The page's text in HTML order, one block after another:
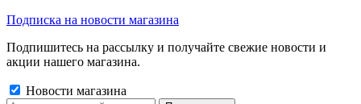
Подписка на новости магазина
Подпишитесь на рассылку и получайте свежие новости и
акции нашего магазина.
Новости магазина